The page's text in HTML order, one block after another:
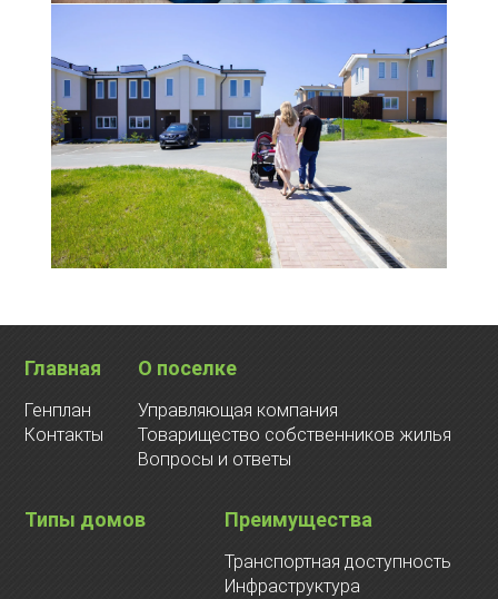
Главная
Генплан
Контакты
О поселке
Управляющая компания
Товарищество собственников жилья
Вопросы и ответы
Типы домов Преимущества
Транспортная доступность
Инфраструктура